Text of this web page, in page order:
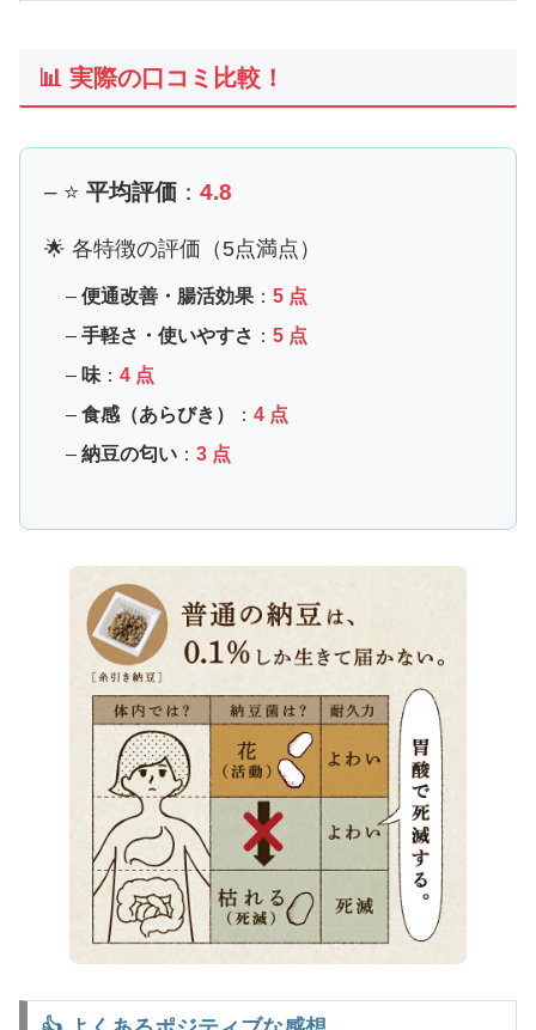
📊 実際の口コミ比較！
– ⭐ 平均評価 ： 4.8
🌟 各特徴の評価（5点満点）
–便通改善・腸活効果 ：5 点
–手軽さ・使いやすさ ：5 点
– 味 ：4 点
–食感（あらびき） ：4 点
–納豆の匂い ：3 点